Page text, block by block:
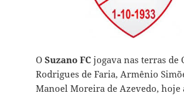
O Suzano FCjogava nas terras de
Rodrigues de Faria, Armênio
Manoel Moreira de Azevedo, hoje